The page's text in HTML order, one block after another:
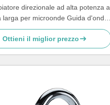
direzionale ad alta potenza a
larga per microonde Guida d'onda
280x187x40mm
Ottieni il miglior prezzo